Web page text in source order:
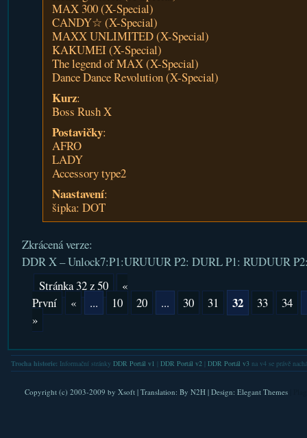
MAX 300 (X-Special)
CANDY☆ (X-Special)
MAXX UNLIMITED (X-Special)
KAKUMEI (X-Special)
The legend of MAX (X-Special)
Dance Dance Revolution (X-Special)
Kurz:
Boss Rush X
Postavičky:
AFRO
LADY
Accessory type2
Naastavení:
šipka: DOT
Zkrácená verze:
DDR X – Unlock7:P1:URUUUR P2: DURL P1: RUDUUR
Stránka 32 z 50
«
První
« ... 10 20 ... 30 31 32 33 34
»
Trocha historie: Informační stránky DDR Portál v1 DDR Portál v2| DDR Portál v3na v4 se právě
Copyright (c) 2003-2009 by Xsoft| Translation: By N2H| Design: Elegant Themes